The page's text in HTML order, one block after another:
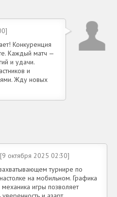
Конкуренция
Каждый матч —
и удачи.
и
Жду новых
октября 2025 02:30]
турнире по
на мобильном. Графика
механика игры позволяет